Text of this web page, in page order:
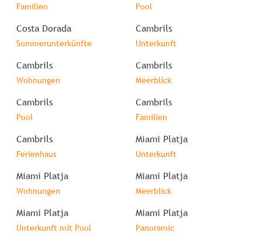
Familien Pool
Costa Dorada
Sommerunterkünfte
Cambrils
Unterkunft
Cambrils
Wohnungen
Cambrils
Meerblick
Cambrils
Pool
Cambrils
Familien
Cambrils
Ferienhaus
Miami Platja
Unterkunft
Miami Platja
Wohnungen
Miami Platja
Meerblick
Miami Platja
Unterkunft mit Pool
Miami Platja
Panoramic